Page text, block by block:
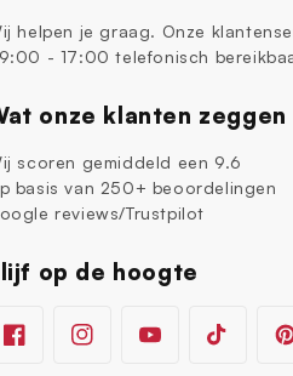
helpen je graag. Onze
- 17:00 telefonisch
onze klanten zeggen
scoren gemiddeld een 9.6
basis van 250+ beoordelingen
reviews/Trustpilot
op de hoogte
FacebookInstagramYouTubeTikTok